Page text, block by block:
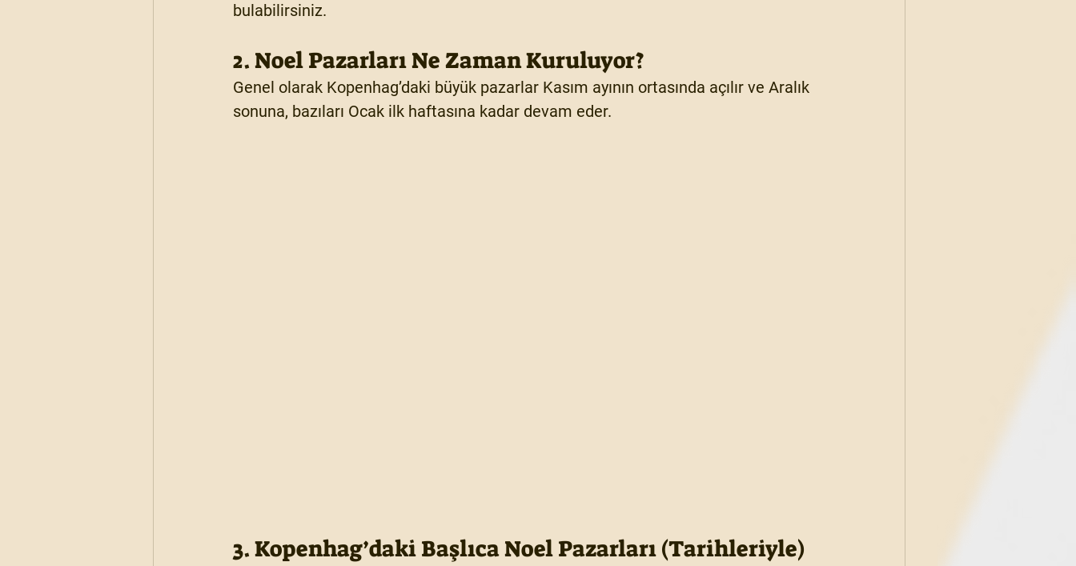
bulabilirsiniz.
2. Noel Pazarları Ne Zaman Kuruluyor?
Genel olarak Kopenhag’daki büyük pazarlar Kasım ayının ortasında açılır ve Aralık
sonuna, bazıları Ocak ilk haftasına kadar devam eder.
3. Kopenhag’daki Başlıca Noel Pazarları (Tarihleriyle)